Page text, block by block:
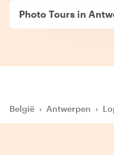
Photo Tours in
België › Antwerpen ›